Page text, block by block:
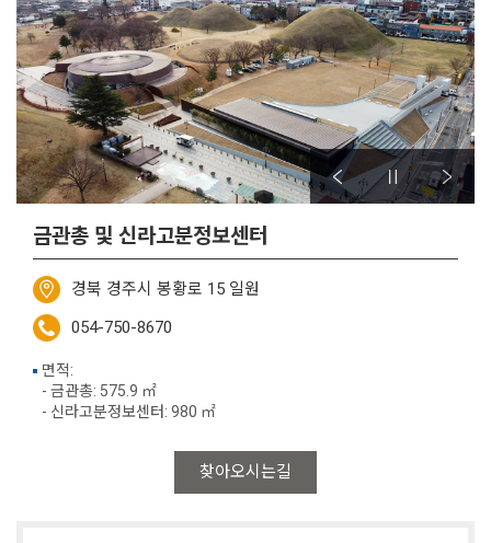
금관총 및 신라고분정보센터
경북 경주시 봉황로 15 일원
054-750-8670
찾아오시는길
면적:
- 금관총: 575.9 ㎡
- 신라고분정보센터: 980 ㎡